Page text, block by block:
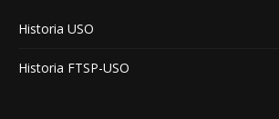
Historia USO
Historia FTSP-USO